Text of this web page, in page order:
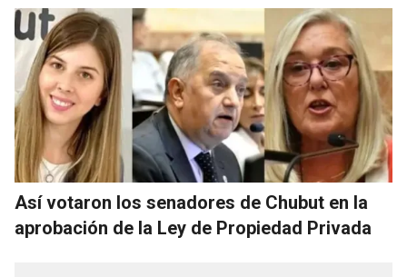
Así votaron los senadores de Chubut en la
aprobación de la Ley de Propiedad Privada